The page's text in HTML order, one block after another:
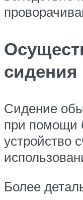
сидения
Сидение
при помощи
устройство
Более